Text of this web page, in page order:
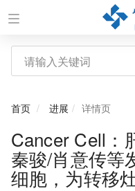
首页 进展 详情页
Cancer Cell：
秦骏/肖意传等
细胞，为转移